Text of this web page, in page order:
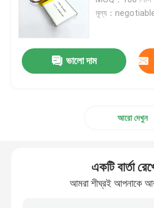
রিচার্জযোগ্য লিপো ব্যাটারি
অতি পাতলা লিপো ব্যাটারি
LiFePO4 ব্যাটারি সেল
মূল্য：
ভালো দাম
আরো দেখুন
একটি বার্তা
আমরা শীঘ্রই আপনাকে